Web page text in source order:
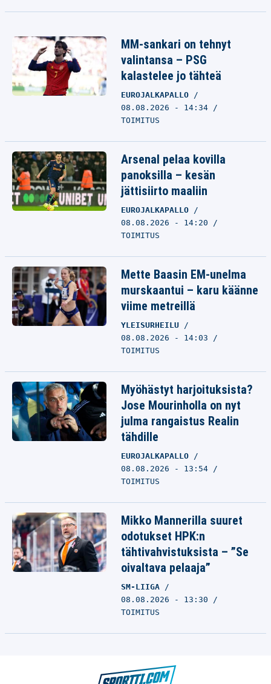
MM-sankari on tehnyt
valintansa – PSG
kalastelee jo tähteä
EUROJALKAPALLO
08.08.2026 - 14:34
TOIMITUS
Arsenal pelaa kovilla
panoksilla – kesän
jättisiirto maaliin
EUROJALKAPALLO
08.08.2026 - 14:20
TOIMITUS
Mette Baasin EM-unelma
murskaantui – karu käänne
viime metreillä
YLEISURHEILU
08.08.2026 - 14:03
TOIMITUS
Myöhästyt harjoituksista?
Jose Mourinholla on nyt
julma rangaistus Realin
tähdille
EUROJALKAPALLO
08.08.2026 - 13:54
TOIMITUS
Mikko Mannerilla suuret
odotukset HPK:n
tähtivahvistuksista – ”Se
oivaltava pelaaja”
SM-LIIGA
08.08.2026 - 13:30
TOIMITUS